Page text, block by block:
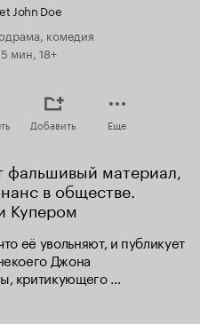
John Doe
комедия
мин, 18+
Добавить Еще
фальшивый материал,
в обществе.
Купером
её увольняют, и публикует
Джона
критикующего
в знак протеста
получает резонанс,